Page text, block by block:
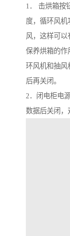
1． 击烘箱按
度，循环风机
风，这样可以
保养烘箱的作
环风机和抽风
后再关闭。
2．闭电柜电
数据后关闭，